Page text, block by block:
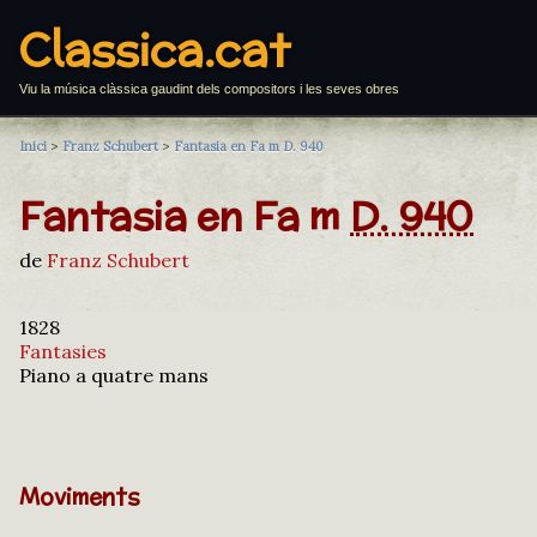
Classica.cat
Viu la música clàssica gaudint dels compositors i les seves obres
Inici > Franz Schubert> Fantasia en Fa m D. 940
Fantasia en Fa m D. 940
de Franz Schubert
1828
Fantasies
Piano a quatre mans
Moviments